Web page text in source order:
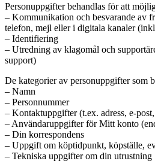
Personuppgifter behandlas för att
– Kommunikation och besvarande av
telefon, mejl eller i digitala kanaler
– Identifiering
– Utredning av klagomål och
support)
De kategorier av personuppgifter som
– Namn
– Personnummer
– Kontaktuppgifter (t.ex. adress, e-
– Användaruppgifter för Mitt konto
– Din korrespondens
– Uppgift om köptidpunkt, köpställe,
– Tekniska uppgifter om din utrustning